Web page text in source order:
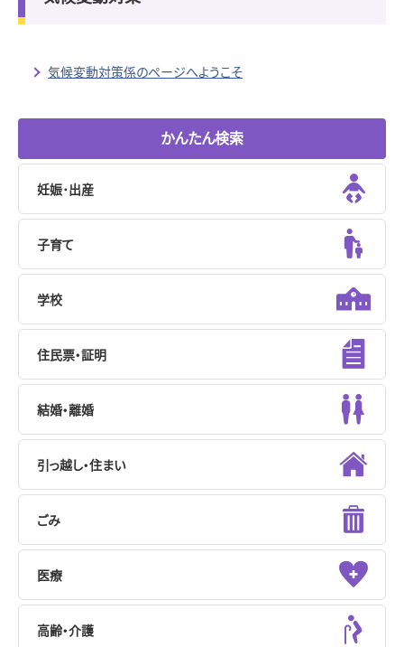
気候変動対策係のページへようこそ
かんたん検索
妊娠･出産
子育て
学校
住民票・証明
結婚・離婚
引っ越し・住まい
ごみ
医療
高齢・介護